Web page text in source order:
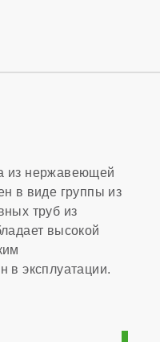
1:10
5,02 м³/час
из нержавеющей
в виде группы из
труб из
высокой
в эксплуатации.